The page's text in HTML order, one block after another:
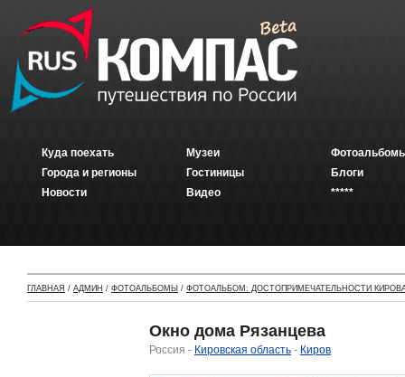
Куда поехать
Города и регионы
Новости
Музеи
Гостиницы
Видео
Блоги
*****
ГЛАВНАЯ / АДМИН / ФОТОАЛЬБОМЫ / ФОТОАЛЬБОМ: ДОСТОПРИМЕЧАТЕЛЬНОСТИ
Окно дома Рязанцева
Россия - Кировская область - Киров